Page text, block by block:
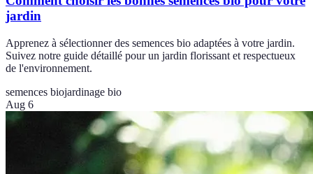
jardin
Apprenez à sélectionner des semences bio adaptées à votre jardin.
Suivez notre guide détaillé pour un jardin florissant et respectueux
de l'environnement.
semences biojardinage bio
Aug 6